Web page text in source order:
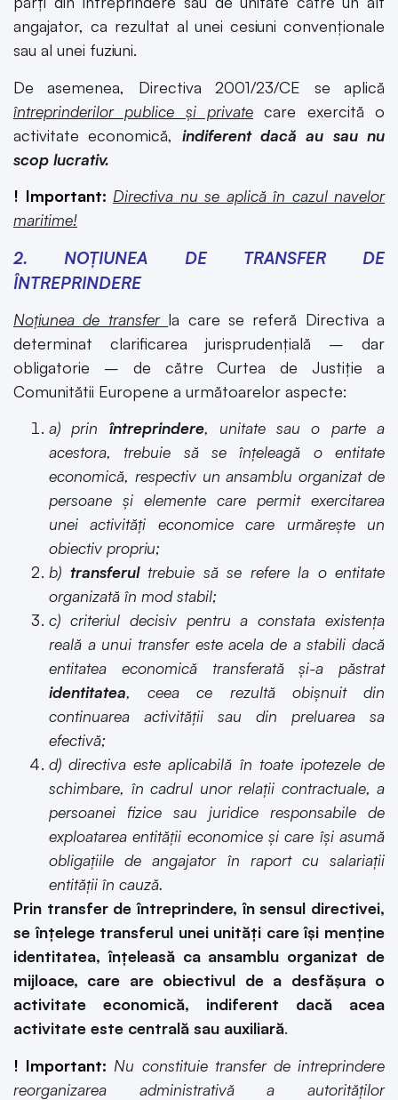
angajator, ca rezultat al unei cesiuni convenționale
sau al unei fuziuni.
De asemenea, Directiva 2001/23/CE se aplică
întreprinderilor publice și private care exercită o
activitate economică, indiferent dacă au sau nu
scop lucrativ.
! Important: Directiva nu se aplică în cazul navelor
maritime!
2. NOȚIUNEA DE TRANSFER DE
ÎNTREPRINDERE
Noțiunea de transfer la care se referă Directiva a
determinat clarificarea jurisprudențială – dar
obligatorie – de către Curtea de Justiție a
Comunitătii Europene a următoarelor aspecte:
a) prin întreprindere, unitate sau o parte a
acestora, trebuie să se înțeleagă o entitate
economică, respectiv un ansamblu organizat de
persoane și elemente care permit exercitarea
unei activități economice care urmărește un
obiectiv propriu;
b) transferultrebuie să se refere la o entitate
organizată în mod stabil;
c) criteriul decisiv pentru a constata existența
reală a unui transfer este acela de a stabili dacă
entitatea economică transferată și-a păstrat
identitatea, ceea ce rezultă obișnuit din
continuarea activității sau din preluarea sa
efectivă;
d) directiva este aplicabilă în toate ipotezele de
schimbare, în cadrul unor relații contractuale, a
persoanei fizice sau juridice responsabile de
exploatarea entității economice și care își asumă
obligațiile de angajator în raport cu salariații
entității în cauză.
Prin transfer de întreprindere, în sensul directivei,
se înțelege transferul unei unități care își menține
identitatea, înțeleasă ca ansamblu organizat de
mijloace, care are obiectivul de a desfășura o
activitate economică, indiferent dacă acea
activitate este centrală sau auxiliară.
! Important: Nu constituie transfer de intreprindere
reorganizarea administrativă a autorităților